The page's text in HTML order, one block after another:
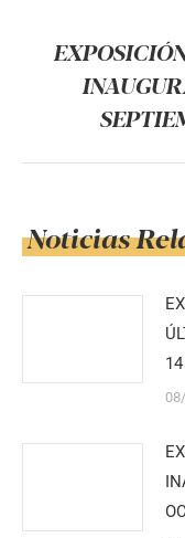
Noticias